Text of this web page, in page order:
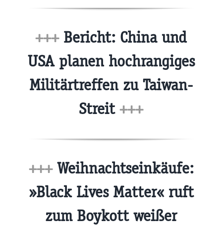
+++Bericht: China und
USA planen hochrangiges
Militärtreffen zu Taiwan-
Streit +++
+++Weihnachtseinkäufe:
»Black Lives Matter« ruft
zum Boykott weißer